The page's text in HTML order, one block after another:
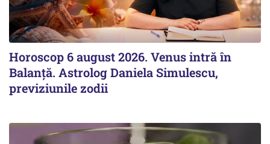
Horoscop 6 august 2026. Venus intră în
Balanță. Astrolog Daniela Simulescu,
previziunile zodii